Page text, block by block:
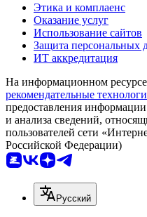
Этика и комплаенс
Оказание услуг
Использование сайтов
Защита персональных
ИТ аккредитация
На информационном
рекомендательные
предоставления
и анализа сведений,
пользователей сети
Российской Федерации)
Русский